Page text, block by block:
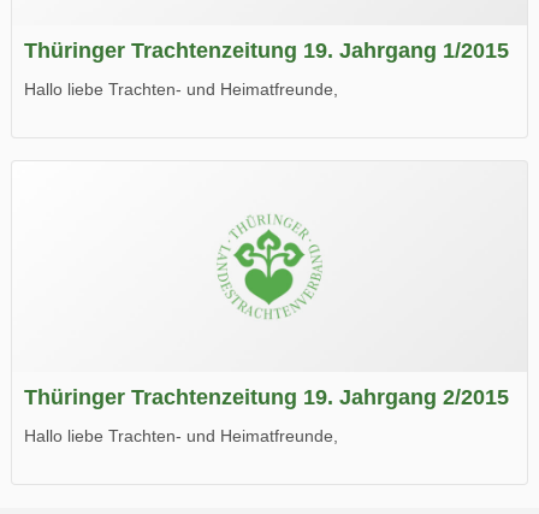
Thüringer Trachtenzeitung 19. Jahrgang 1/2015
Hallo liebe Trachten- und Heimatfreunde,
Wir wünschen Euch viel Spaß beim Lesen.
Thüringer Trachtenzeitung 19. Jahrgang 2/2015
Hallo liebe Trachten- und Heimatfreunde,